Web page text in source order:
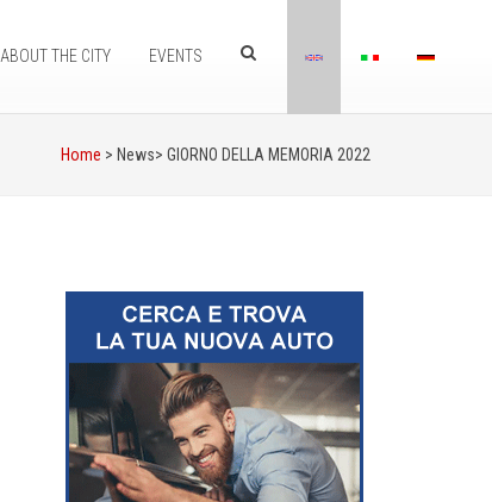
ABOUT THE CITY EVENTS
Home > News> GIORNO DELLA MEMORIA 2022